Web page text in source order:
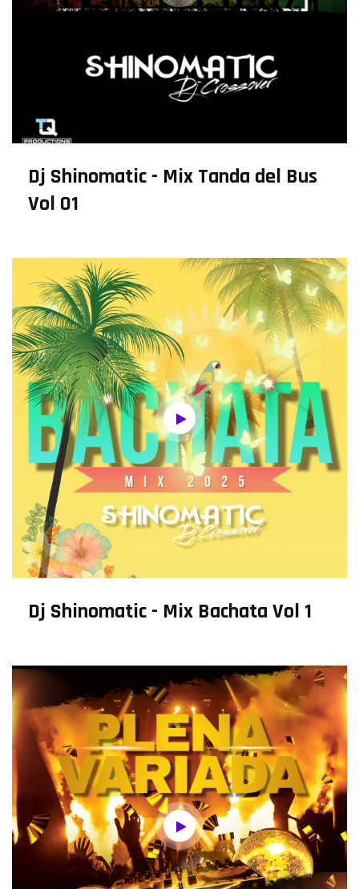
Dj Shinomatic - Mix Tanda del Bus
Vol 01
Dj Shinomatic - Mix Bachata Vol 1